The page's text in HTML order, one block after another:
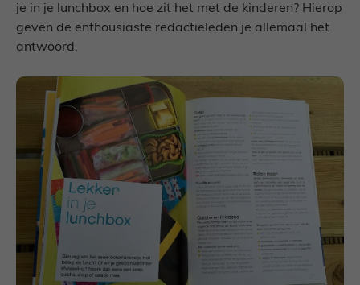
je in je lunchbox en hoe zit het met de kinderen? Hierop
geven de enthousiaste redactieleden je allemaal het
antwoord.